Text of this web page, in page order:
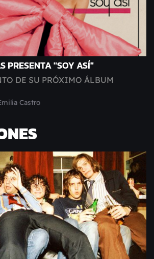
PRESENTA "SOY ASÍ"
DE SU PRÓXIMO ÁLBUM
Castro